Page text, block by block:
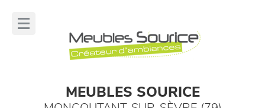
MEUBLES SOURICE